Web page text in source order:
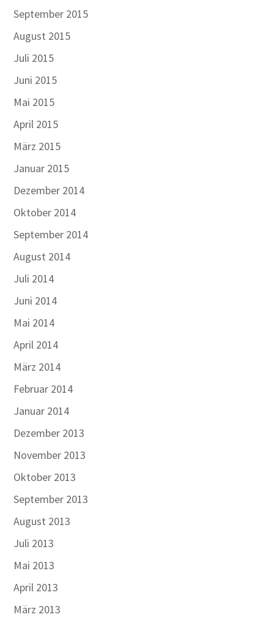
September 2015
August 2015
Juli 2015
Juni 2015
Mai 2015
April 2015
März 2015
Januar 2015
Dezember 2014
Oktober 2014
September 2014
August 2014
Juli 2014
Juni 2014
Mai 2014
April 2014
März 2014
Februar 2014
Januar 2014
Dezember 2013
November 2013
Oktober 2013
September 2013
August 2013
Juli 2013
Mai 2013
April 2013
März 2013